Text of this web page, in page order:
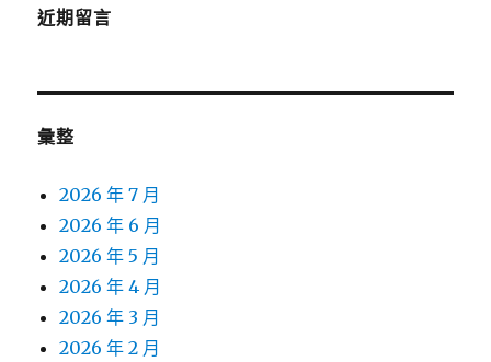
近期留言
彙整
2026 年 7 月
2026 年 6 月
2026 年 5 月
2026 年 4 月
2026 年 3 月
2026 年 2 月